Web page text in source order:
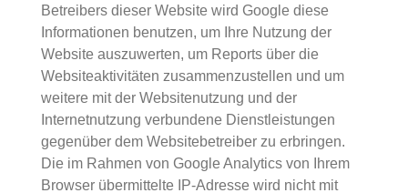
Betreibers dieser Website wird Google diese
Informationen benutzen, um Ihre Nutzung der
Website auszuwerten, um Reports über die
Websiteaktivitäten zusammenzustellen und um
weitere mit der Websitenutzung und der
Internetnutzung verbundene Dienstleistungen
gegenüber dem Websitebetreiber zu erbringen.
Die im Rahmen von Google Analytics von Ihrem
Browser übermittelte IP-Adresse wird nicht mit